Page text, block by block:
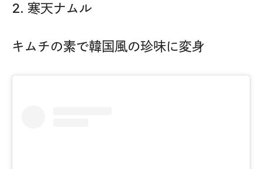
2. 寒天ナムル
キムチの素で韓国風の珍味に変身